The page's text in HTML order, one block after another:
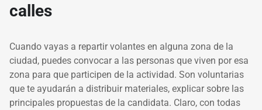
calles
Cuando vayas a repartir volantes en alguna zona de la
ciudad, puedes convocar a las personas que viven por esa
zona para que participen de la actividad. Son voluntarias
que te ayudarán a distribuir materiales, explicar sobre las
principales propuestas de la candidata. Claro, con todas